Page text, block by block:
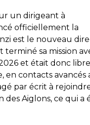
un dirigeant à
officiellement la
est le nouveau
terminé sa mission
2026 et était donc
en contacts avancés
par écrit à
des Aiglons, ce qui a